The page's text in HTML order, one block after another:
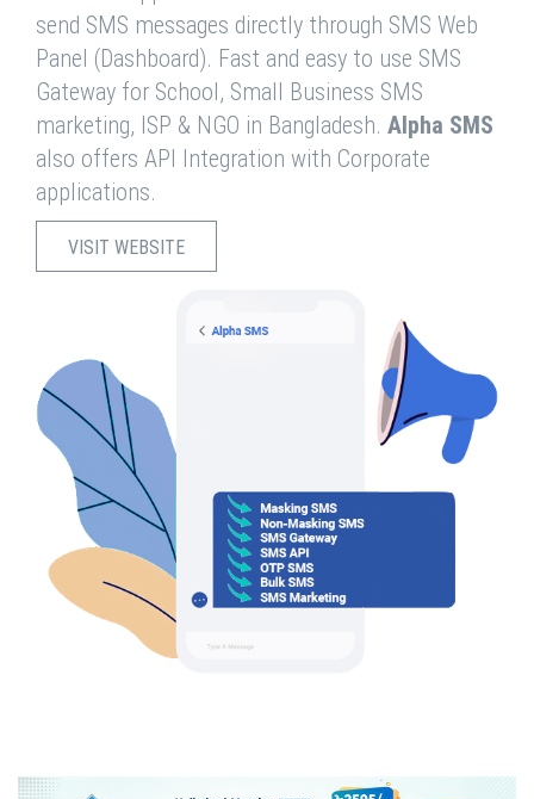
send SMS messages directly through SMS Web
Panel (Dashboard). Fast and easy to use SMS
Gateway for School, Small Business SMS
marketing, ISP & NGO in Bangladesh. Alpha SMS
also offers API Integration with Corporate
applications.
VISIT WEBSITE